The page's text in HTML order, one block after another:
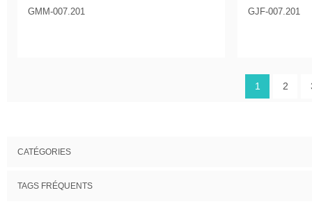
GMM-007.201 GJF-007.201
1 2
CATÉGORIES
TAGS FRÉQUENTS